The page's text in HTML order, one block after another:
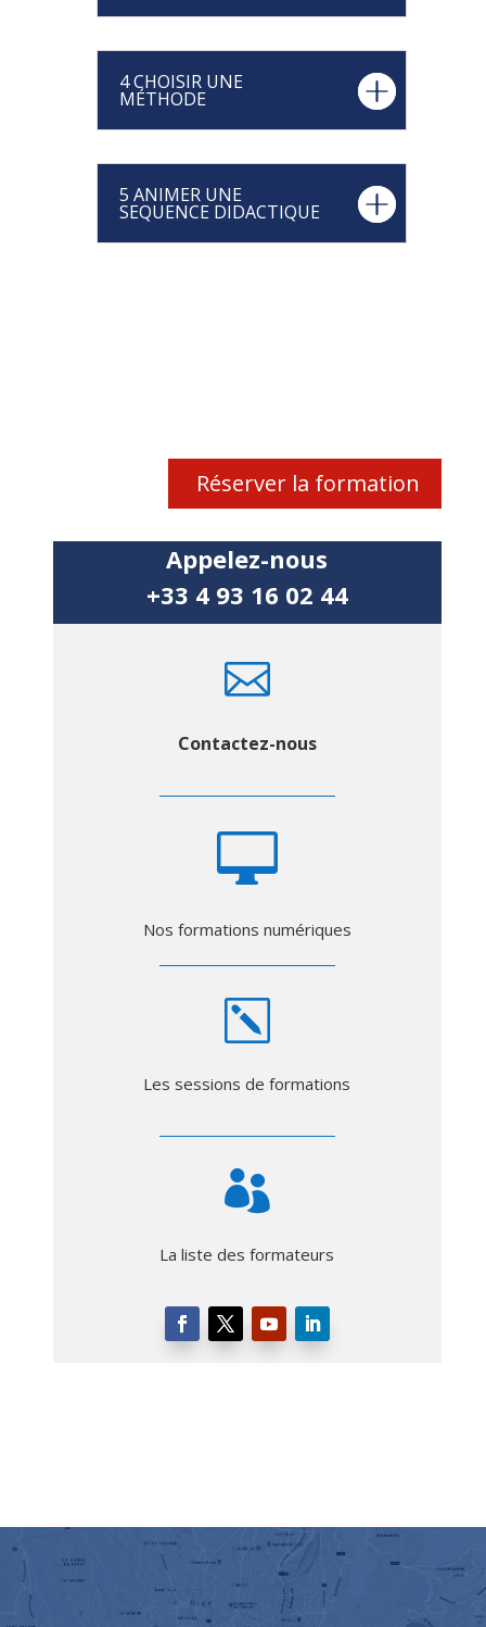
4 CHOISIR UNE
MÉTHODE
5 ANIMER UNE
SEQUENCE DIDACTIQUE
Réserver la formation
Appelez-nous
+33 4 93 16 02 44

Contactez-nous

Nos formations numériques
k
Les sessions de formations

La liste des formateurs